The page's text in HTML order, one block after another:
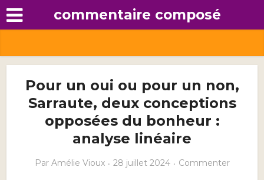
commentaire composé
Pour un oui ou pour un non,
Sarraute, deux conceptions
opposées du bonheur :
analyse linéaire
Par Amélie Vioux 28 juillet 2024 Commenter